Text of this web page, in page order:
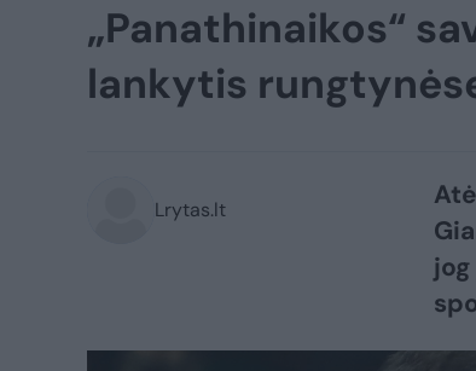
„Panathinaikos“
lankytis
Lrytas.lt